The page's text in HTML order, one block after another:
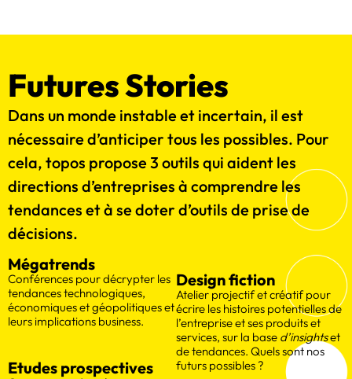
Futures Stories
Dans un monde instable et incertain, il est
nécessaire d’anticiper tous les possibles. Pour
cela, topos propose 3 outils qui aident les
directions d’entreprises à comprendre les
tendances et à se doter d’outils de prise de
décisions.
Mégatrends
Conférences pour décrypter les
tendances technologiques,
économiques et géopolitiques et
leurs implications business.
Etudes prospectives
Design fiction
Atelier projectif et créatif pour
écrire les histoires potentielles de
l’entreprise et ses produits et
services, sur la base d’insightset
de tendances. Quels sont nos
futurs possibles ?